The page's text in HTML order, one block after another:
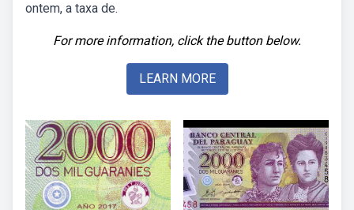
ontem, a taxa de.
For more information, click the button below.
LEARN MORE